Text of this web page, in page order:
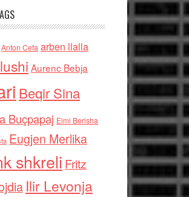
Anton Cefa arben llalla
Aurenc Bebja
Beqir Sina
Buçpapaj Elmi Berisha
Eugjen Merlika
shkreli Fritz
Ilir Levonja